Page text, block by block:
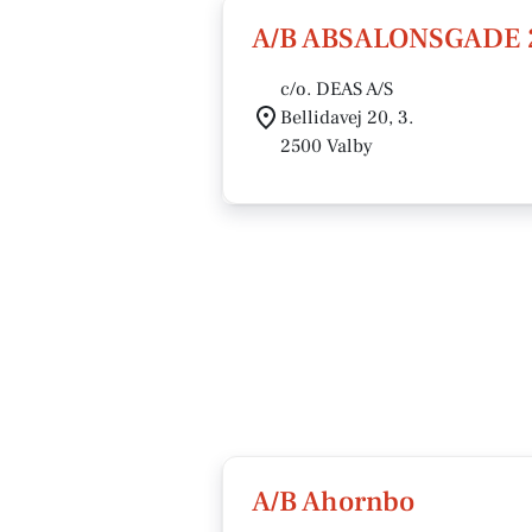
A/B ABSALONSGADE
c/o. DEAS A/S
Bellidavej 20, 3.
2500 Valby
A/B Ahornbo